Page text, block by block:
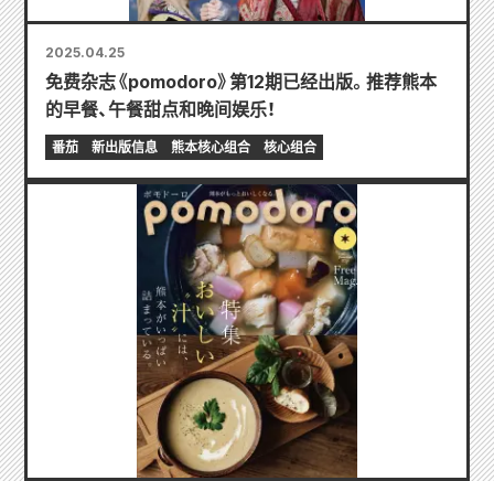
2025.04.25
免费杂志《pomodoro》第12期已经出版。推荐熊本
的早餐、午餐甜点和晚间娱乐！
番茄 新出版信息 熊本核心组合 核心组合